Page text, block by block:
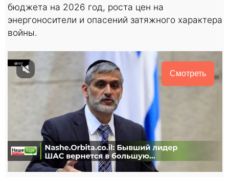
бюджета на 2026 год, роста цен на
энергоносители и опасений затяжного характера
войны.
Смотреть